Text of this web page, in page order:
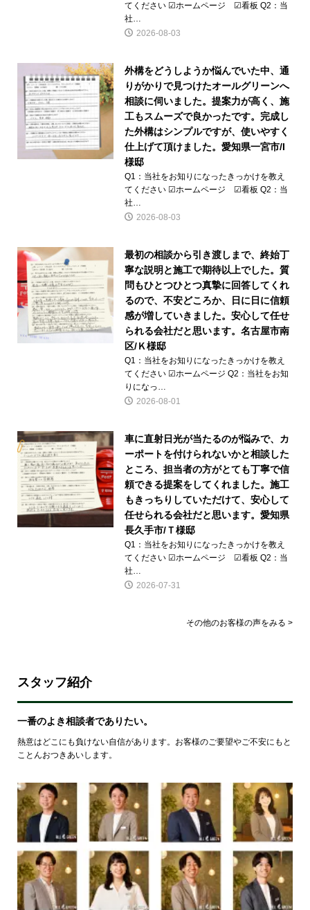
てください ☑ホームページ ☑看板 Q2：当
社…
2026-08-03
外構をどうしようか悩んでいた中、通
りがかりで見つけたオールグリーンへ
相談に伺いました。提案力が高く、施
工もスムーズで良かったです。完成し
た外構はシンプルですが、使いやすく
仕上げて頂けました。愛知県一宮市/I
様邸
Q1：当社をお知りになったきっかけを教え
てください ☑ホームページ ☑看板 Q2：当
社…
2026-08-03
最初の相談から引き渡しまで、終始丁
寧な説明と施工で期待以上でした。質
問もひとつひとつ真摯に回答してくれ
るので、不安どころか、日に日に信頼
感が増していきました。安心して任せ
られる会社だと思います。名古屋市南
区/Ｋ様邸
Q1：当社をお知りになったきっかけを教え
てください ☑ホームページ Q2：当社をお知
りになっ…
2026-08-01
車に直射日光が当たるのが悩みで、カ
ーポートを付けられないかと相談した
ところ、担当者の方がとても丁寧で信
頼できる提案をしてくれました。施工
もきっちりしていただけて、安心して
任せられる会社だと思います。愛知県
長久手市/Ｔ様邸
Q1：当社をお知りになったきっかけを教え
てください ☑ホームページ ☑看板 Q2：当
社…
2026-07-31
その他のお客様の声をみる >
スタッフ紹介
一番のよき相談者でありたい。
熱意はどこにも負けない自信があります。お客様のご要望やご不安にもと
ことんおつきあいします。